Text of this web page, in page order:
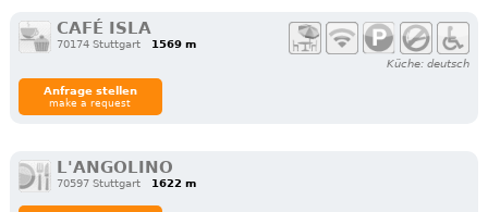
CAFÉ ISLA
70174 Stuttgart
1569 m
Küche: deutsch
Anfrage stellen
make a request
L'ANGOLINO
70597 Stuttgart 1622 m